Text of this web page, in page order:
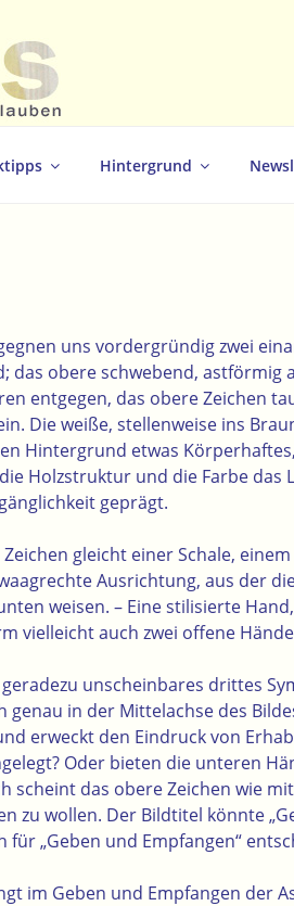
Hintergrund
uns vordergründig zwei
obere schwebend, astförmig
entgegen, das obere Zeichen
Die weiße, stellenweise ins
Hintergrund etwas
Holzstruktur und die Farbe das
geprägt.
gleicht einer Schale,
Ausrichtung, aus der
weisen. – Eine stilisierte
vielleicht auch zwei offene
unscheinbares drittes
in der Mittelachse des
erweckt den Eindruck von
Oder bieten die unteren
scheint das obere Zeichen wie
zu wollen. Der Bildtitel könnte
„Geben und Empfangen“
im Geben und Empfangen der